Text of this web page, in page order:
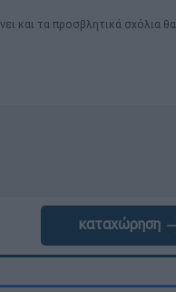
και τα προσβλητικά σχόλια θα
καταχώρηση